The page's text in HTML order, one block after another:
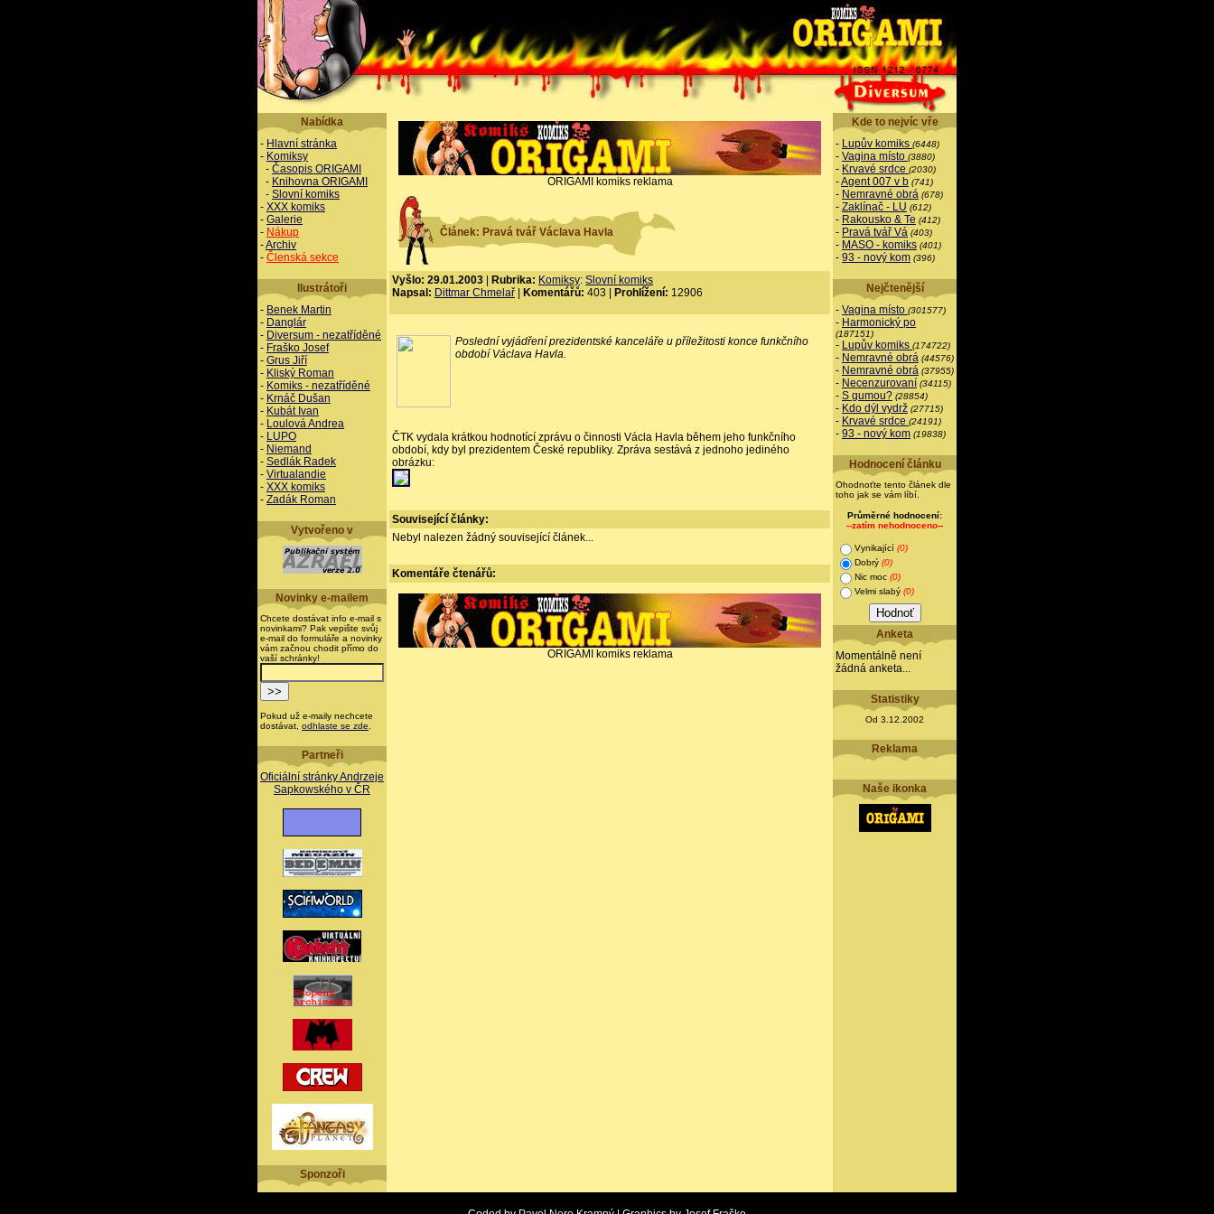
Nabídka
- Hlavní stránka
- Komiksy
- Časopis ORIGAMI
- Knihovna ORIGAMI
- Slovní komiks
- XXX komiks
- Galerie
- Nákup
-Archiv
- Členská sekce
Ilustrátoři
- Benek Martin
- Danglár
- Diversum - nezatříděné
- Fraško Josef
- Grus Jiří
- Kliský Roman
- Komiks - nezatříděné
- Krnáč Dušan
- Kubát Ivan
- Loulová Andrea
- LUPO
- Niemand
- Sedlák Radek
- Virtualandie
- XXX komiks
- Zadák Roman
Vytvořeno v
Novinky e-mailem
Chcete dostávat info e-mail s
novinkami? Pak vepište svůj
e-mail do formuláře a novinky
vám začnou chodit přímo do
vaší schránky!
Pokud už e-maily nechcete
dostávat, odhlaste se zde
Partneři
Oficiální stránky Andrzeje
Sapkowského v ČR
Sponzoři
ORIGAMI komiks reklama
Článek: Pravá tvář Václava Havla
Vyšlo: 29.01.2003 Rubrika: Komiksy: Slovní komiks
Napsal: Dittmar Chmelař Komentářů: 403 | Prohlížení: 12906
Poslední vyjádření prezidentské kanceláře u příležitosti konce funkčního
období Václava Havla.
ČTK vydala krátkou hodnotící zprávu o činnosti Václa Havla během jeho funkčního
období, kdy byl prezidentem České republiky. Zpráva sestává z jednoho jediného
obrázku:
Související články:
Nebyl nalezen žádný související článek...
Komentáře čtenářů:
ORIGAMI komiks reklama
Kde to nejvíc vře
- Lupův komiks (6448)
- Vagina místo (3880)
- Krvavé srdce (2030)
-Agent 007 v b (741)
- Nemravné obrá (678)
- Zaklínač - LU (612)
- Rakousko & Te (412)
- Pravá tvář Vá (403)
- MASO - komiks (401)
- 93 - nový kom (396)
Nejčtenější
- Vagina místo (301577)
- Harmonický po
(187151)
- Lupův komiks (174722)
- Nemravné obrá (44576)
- Nemravné obrá (37955)
- Necenzurovaní (34115)
- S gumou? (28854)
- Kdo dýl vydrž (27715)
- Krvavé srdce (24191)
- 93 - nový kom (19838)
Hodnocení článku
Ohodnoťte tento článek dle
toho jak se vám líbí.
Průměrné hodnocení:
--zatím nehodnoceno--
Vynikající (0)
Dobrý (0)
Nic moc (0)
Velmi slabý (0)
Anketa
Momentálně není
žádná anketa...
Statistiky
Od 3.12.2002
Reklama
Naše ikonka